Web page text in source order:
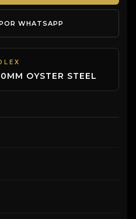
WHATSAPP
OYSTER STEEL